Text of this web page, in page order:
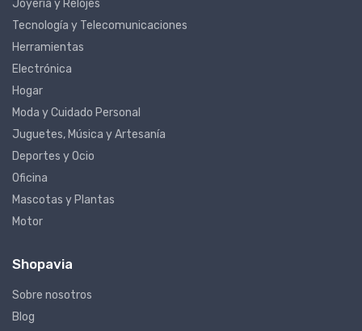
Joyería y Relojes
Tecnología y Telecomunicaciones
Herramientas
Electrónica
Hogar
Moda y Cuidado Personal
Juguetes, Música y Artesanía
Deportes y Ocio
Oficina
Mascotas y Plantas
Motor
Shopavia
Sobre nosotros
Blog